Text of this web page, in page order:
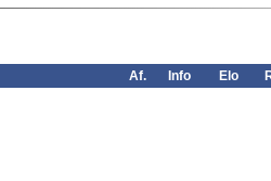
Af. Info Elo